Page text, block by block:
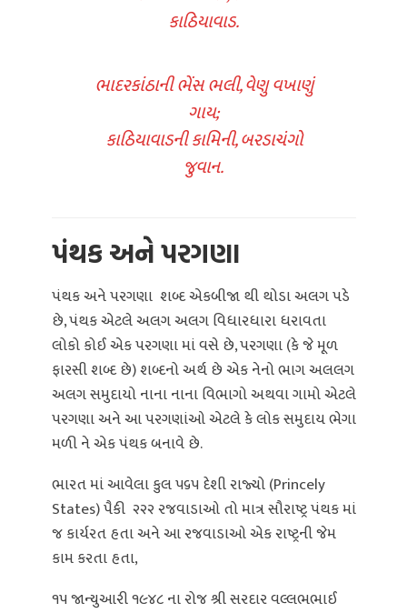
કાઠિયાવાડ.
ભાદરકાંઠાની ભેંસ ભલી, વેણુ વખાણું
ગાય;
કાઠિયાવાડની કામિની, બરડાચંગો
જુવાન.
પંથક અને પરગણા
પંથક અને પરગણા શબ્દ એકબીજા થી થોડા અલગ પડે
છે, પંથક એટલે અલગ અલગ વિધારધારા ધરાવતા
લોકો કોઈ એક પરગણા માં વસે છે, પરગણા (કે જે મૂળ
ફારસી શબ્દ છે) શબ્દનો અર્થ છે એક નેનો ભાગ અલલગ
અલગ સમુદાયો નાના નાના વિભાગો અથવા ગામો એટલે
પરગણા અને આ પરગણાંઓ એટલે કે લોક સમુદાય ભેગા
મળી ને એક પંથક બનાવે છે.
ભારત માં આવેલા કુલ ૫૬૫ દેશી રાજ્યો (Princely
States) પૈકી ૨૨૨ રજવાડાઓ તો માત્ર સૌરાષ્ટ્ર પંથક માં
જ કાર્યરત હતા અને આ રજવાડાઓ એક રાષ્ટ્રની જેમ
કામ કરતા હતા,
૧૫ જાન્યુઆરી ૧૯૪૮ ના રોજ શ્રી સરદાર વલ્લભભાઈ